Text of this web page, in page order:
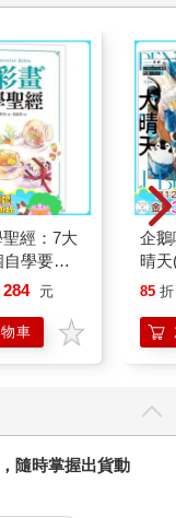
經：7大
自學要
面的水彩
284 元
車
企
晴天
「
85 折
隨時掌握出貨動